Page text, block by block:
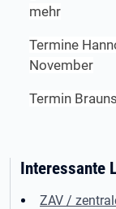
mehr
Termine
November
Termin
Interessante
ZAV /